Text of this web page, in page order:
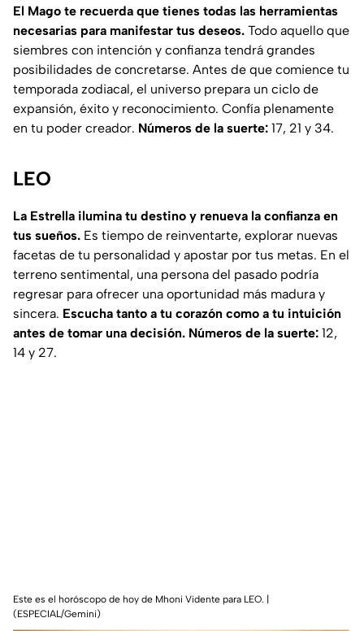
El Mago te recuerda que tienes todas las herramientas
necesarias para manifestar tus deseos. Todo aquello que
siembres con intención y confianza tendrá grandes
posibilidades de concretarse. Antes de que comience tu
temporada zodiacal, el universo prepara un ciclo de
expansión, éxito y reconocimiento. Confía plenamente
en tu poder creador. Números de la suerte: 17, 21 y 34.
LEO
La Estrella ilumina tu destino y renueva la confianza en
tus sueños. Es tiempo de reinventarte, explorar nuevas
facetas de tu personalidad y apostar por tus metas. En el
terreno sentimental, una persona del pasado podría
regresar para ofrecer una oportunidad más madura y
sincera. Escucha tanto a tu corazón como a tu intuición
antes de tomar una decisión. Números de la suerte: 12,
14 y 27.
Este es el horóscopo de hoy de Mhoni Vidente para LEO. |
(ESPECIAL/Gemini)